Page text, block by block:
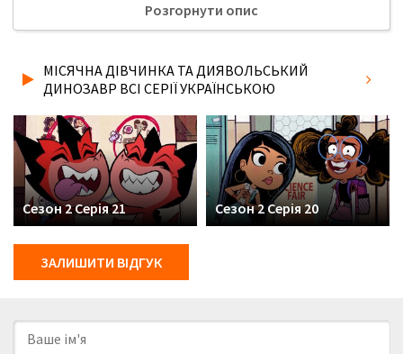
відправитися на інші планети, битися з небезпечними
будь-який момент можуть виникнути непередбачені
обставини, здатні поставити їх життя під загрозу. Не
2 сезону серіалу Місячна Дівчинка та Диявольський
Динозавр українською мовою, у хорошій hd якості та з
українськими субтитрами!
Розгорнути опис
МІСЯЧНА ДІВЧИНКА ТА ДИЯВОЛЬСЬКИЙ
ДИНОЗАВР ВСІ СЕРІЇ УКРАЇНСЬКОЮ
Сезон 2 Серія 21 Сезон 2 Серія 20
ЗАЛИШИТИ ВІДГУК